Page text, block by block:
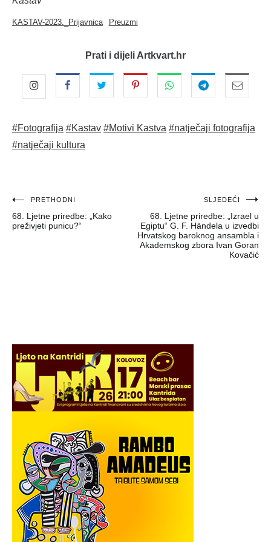
KASTAV-2023._Prijavnica Preuzmi
Prati i dijeli Artkvart.hr
#Fotografija #Kastav #Motivi Kastva #natječaji fotografija
#natječaji kultura
Navigacija
objava
PRETHODNI
68. Ljetne priredbe: „Kako
preživjeti punicu?“
SLJEDEĆI
68. Ljetne priredbe: „Izrael u
Egiptu“ G. F. Händela u izvedbi
Hrvatskog baroknog ansambla i
Akademskog zbora Ivan Goran
Kovačić